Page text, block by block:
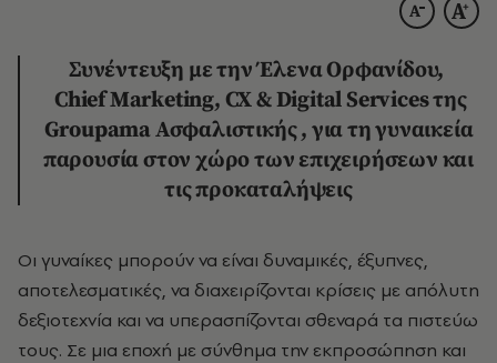
Συνέντευξη με την Έλενα Ορφανίδου,
Chief Marketing, CX & Digital Services της
Groupama Ασφαλιστικής , για τη γυναικεία
παρουσία στον χώρο των επιχειρήσεων και
τις προκαταλήψεις
Οι γυναίκες μπορούν να είναι δυναμικές, έξυπνες,
αποτελεσματικές, να διαχειρίζονται κρίσεις με απόλυτη
δεξιοτεχνία και να υπερασπίζονται σθεναρά τα πιστεύω
τους. Σε μια εποχή με σύνθημα την εκπροσώπηση και